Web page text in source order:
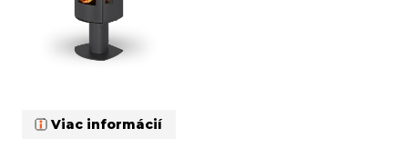
Viac informácií